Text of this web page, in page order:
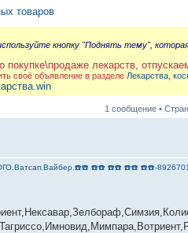
товаров
кнопку "Поднять тему",
лекарств,
своё объявление в разделе Лекарства,
1 сообщение •
☎️☎️ ☎️☎️ ☎️☎️ ☎️☎️-